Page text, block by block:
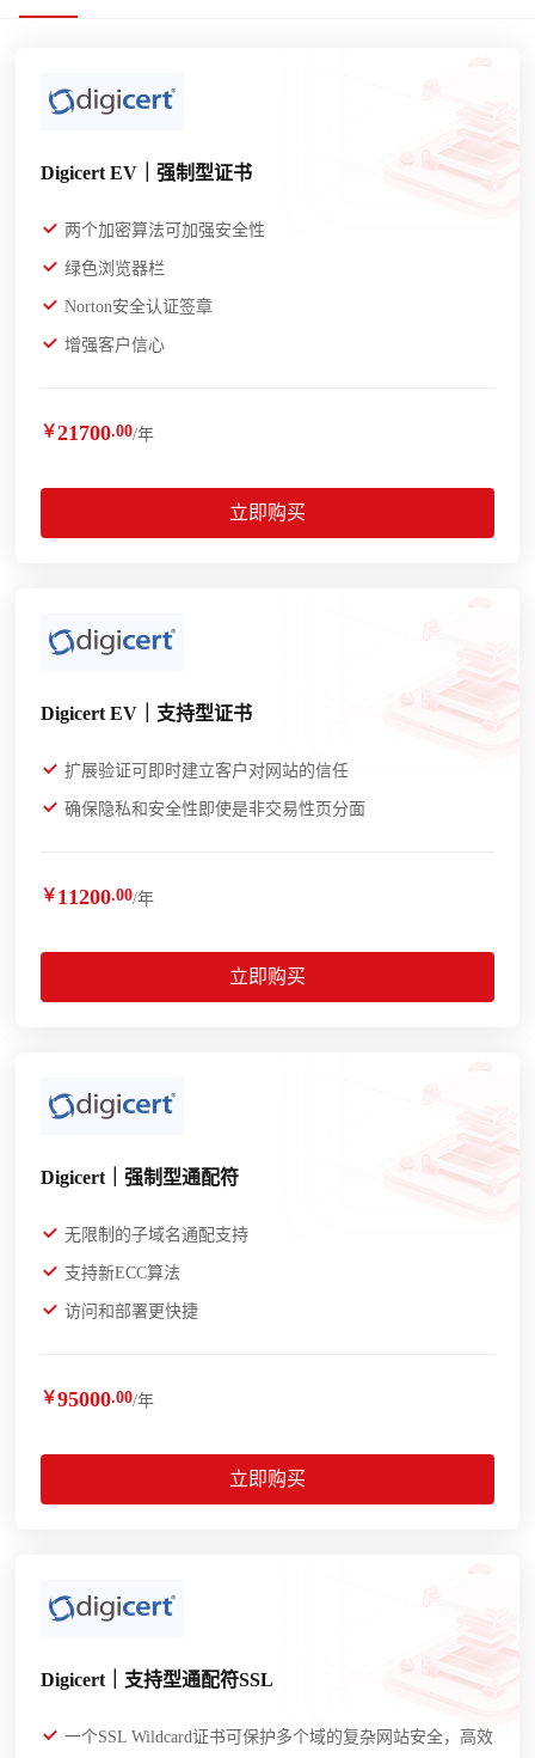
Digicert EV｜强制型证书
两个加密算法可加强安全性
绿色浏览器栏
Norton安全认证签章
增强客户信心
￥21700.00/年
立即购买
Digicert EV｜支持型证书
扩展验证可即时建立客户对网站的信任
确保隐私和安全性即使是非交易性页分面
￥ 11200.00/年
立即购买
Digicert｜强制型通配符
无限制的子域名通配支持
支持新ECC算法
访问和部署更快捷
￥95000.00/年
立即购买
Digicert｜支持型通配符SSL
一个SSL Wildcard证书可保护多个域的复杂网站安全，高效